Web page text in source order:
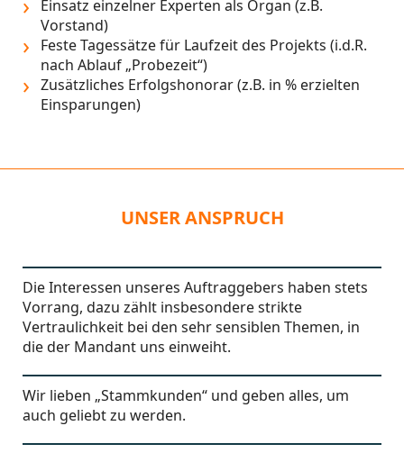
Einsatz einzelner Experten als Organ (z.B.
Vorstand)
Feste Tagessätze für Laufzeit des Projekts (i.d.R.
nach Ablauf „Probezeit“)
Zusätzliches Erfolgshonorar (z.B. in % erzielten
Einsparungen)
UNSER ANSPRUCH
Die Interessen unseres Auftraggebers haben stets
Vorrang, dazu zählt insbesondere strikte
Vertraulichkeit bei den sehr sensiblen Themen, in
die der Mandant uns einweiht.
Wir lieben „Stammkunden“ und geben alles, um
auch geliebt zu werden.